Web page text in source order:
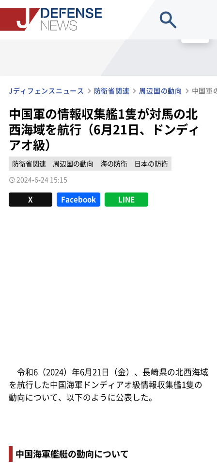
Jディフェンスニュース 防衛省関連 周辺国の動向
中国軍の情報収集艦1隻が対馬の北
西海域を航行（6月21日、ドンディ
アオ級）
防衛省関連 周辺国の動向 海の防衛
日本の防衛
2024-6-24 15:15
X Facebook LINE
令和6（2024）年6月21日（金）、長崎県の北西海域
を航行した中国海軍ドンディアオ級情報収集艦1隻の
動向について、以下のように公表した。
中国海軍艦艇の動向について